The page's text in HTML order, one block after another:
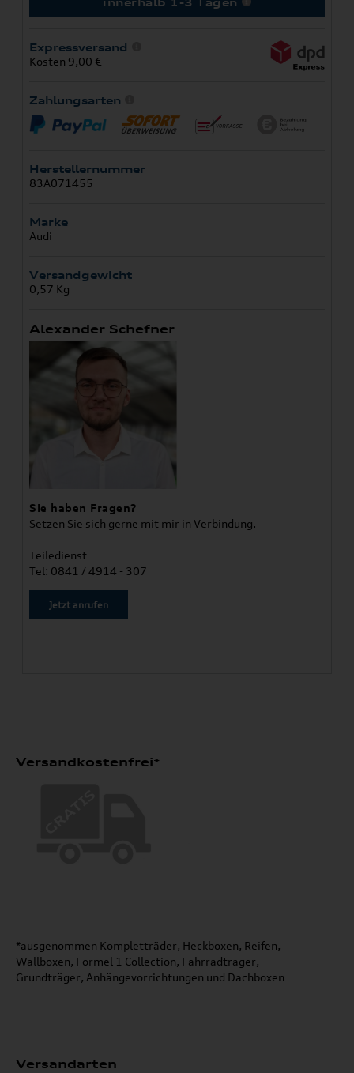
innerhalb 1-3 Tagen
Expressversand
Kosten 9,00 €
Zahlungsarten
Herstellernummer
83A071455
Marke
Audi
Versandgewicht
0,57 Kg
Alexander Schefner
Sie haben Fragen?
Setzen Sie sich gerne mit mir in Verbindung.
Teiledienst
Tel: 0841 / 4914 - 307
Jetzt anrufen
Versandkostenfrei*
*ausgenommen Kompletträder, Heckboxen, Reifen,
Wallboxen, Formel 1 Collection, Fahrradträger,
Grundträger, Anhängevorrichtungen und Dachboxen
Versandarten